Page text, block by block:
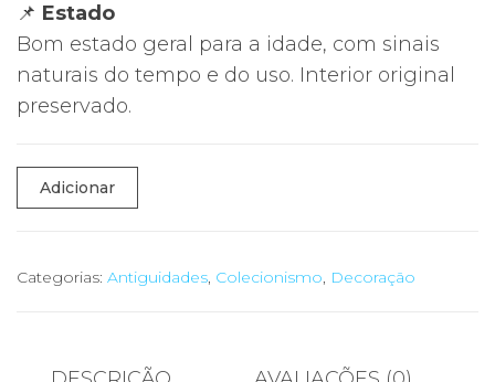
📌 Estado
Bom estado geral para a idade, com sinais
naturais do tempo e do uso. Interior original
preservado.
Quantidade
de
Caixa
com
Adicionar
Categorias: Antiguidades, Colecionismo, Decoração